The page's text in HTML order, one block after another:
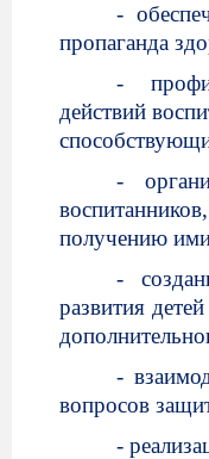
-
пропаганда
-
действий
-
получению
-
развития
-
вопросов
-